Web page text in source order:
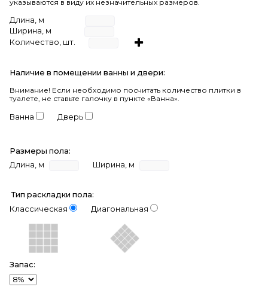
указываются в виду их незначительных размеров.
Длина, м
Ширина, м
Количество, шт.
Наличие в помещении ванны и двери:
Внимание! Если необходимо посчитать количество плитки в
туалете, не ставьте галочку в пункте «Ванна».
Ванна Дверь
Размеры пола:
Длина, м
Ширина, м
Тип раскладки пола:
Классическая
Диагональная
Запас: